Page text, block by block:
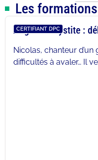
Les
CERTIFIANT DPC
Angine et Cystite :
Nicolas, chanteur
difficultés à avaler… Il